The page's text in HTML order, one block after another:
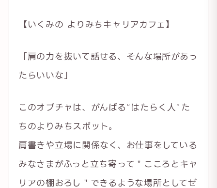
【いくみの よりみちキャリアカフェ】
「肩の力を抜いて話せる、そんな場所があっ
たらいいな」
このオプチャは、がんばる“はたらく人”た
ちのよりみちスポット。
肩書きや立場に関係なく、お仕事をしている
みなさまがふっと立ち寄って＂こころとキャ
リアの棚おろし＂できるような場所としてぜ